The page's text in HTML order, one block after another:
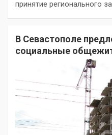
принятие регионального
В Севастополе
социальные